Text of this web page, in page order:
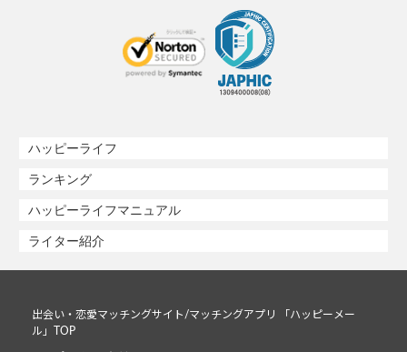
ハッピーライフ
ランキング
ハッピーライフマニュアル
ライター紹介
出会い・恋愛マッチングサイト/マッチングアプリ 「ハッピーメー
ル」TOP